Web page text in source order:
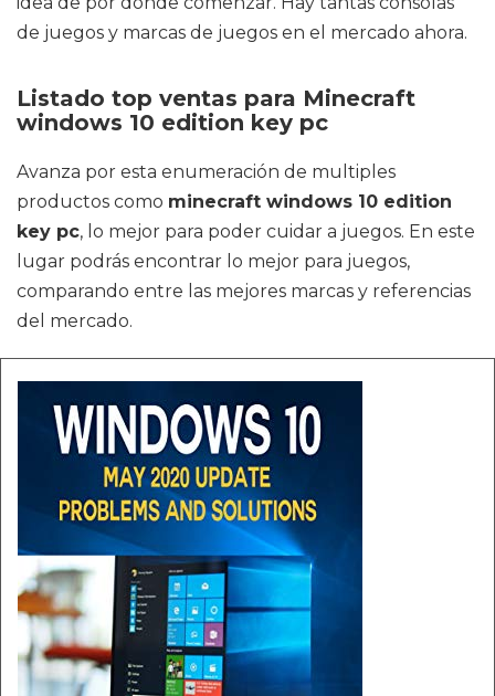
de juegos y marcas de juegos en el mercado ahora.
Listado top ventas para Minecraft
windows 10 edition key pc
Avanza por esta enumeración de multiples
productos como minecraft windows 10 edition
key pc, lo mejor para poder cuidar a juegos. En este
lugar podrás encontrar lo mejor para juegos,
comparando entre las mejores marcas y referencias
del mercado.